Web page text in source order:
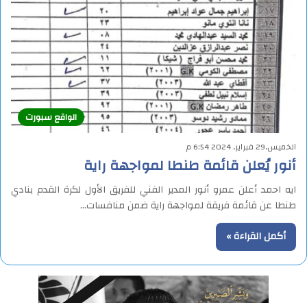
الواقع سبورت
الخميس,29 فبراير, 2024 6:54 م
أنور يُعلن قائمة طنطا لمواجهة راية
ايه احمد أعلن عمرو أنور المدير الفني للفريق الأول لكرة القدم بنادي
طنطا عن قائمة فريقة لمواجهة راية ضمن منافسات…
أكمل القراءة »